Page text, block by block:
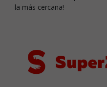
la más cercana!